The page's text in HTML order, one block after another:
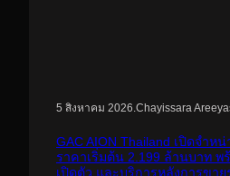
5 สิงหาคม 2026 Chayissara
GAC AION Thailand เปิดจำหน่
ราคาเริ่มต้น 2.199 ล้านบาท พ
เปิดตัว และบริการหลังการขาย